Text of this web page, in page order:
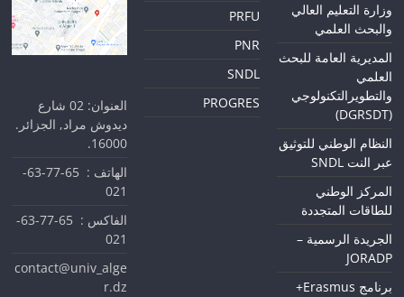
وزارة التعليم العالي
والبحث العلمي
المديرية العامة للبحث
العلمي
والتطويرالتكنولوجي
(DGRSDT)
النظام الوطني للتوثيق
عبر النت SNDL
المركز الوطني
للطاقات المتجددة
الجريدة الرسمية –
JORADP
برنامج Erasmus+
PRFU
PNR
SNDL
PROGRES
العنوان: 02 شارع
ديدوش مراد, الجزائر.
16000.
الهاتف : 65-77-63-
021
الفاكس : 65-77-63-
021
contact@univ_alge
r.dz